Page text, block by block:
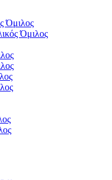
Όμιλος
Όμιλος